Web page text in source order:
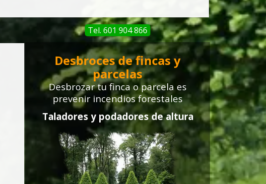
Tel. 601 904 866
Desbroces de fincas y
parcelas
Desbrozar tu finca o parcela es
prevenir incendios forestales
Taladores y podadores de altura